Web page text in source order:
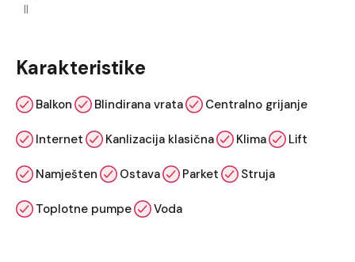
II
Karakteristike
Balkon Blindirana vrata Centralno grijanje
Internet Kanlizacija klasična Klima Lift
Namješten Ostava Parket Struja
Toplotne pumpe Voda